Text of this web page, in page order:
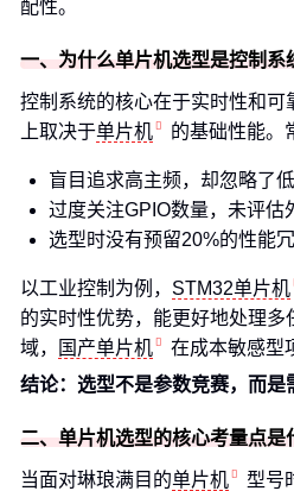
配性。
一、为什么单片机选型是控制系
控制系统的核心在于实时性和可
上取决于单片机 的基础性能。
盲目追求高主频，却忽略了
过度关注GPIO数量，未评估
选型时没有预留20%的性能
以工业控制为例， STM32单片机
的实时性优势，能更好地处理多
域，
国产单片机
在成本敏感型
结论：选型不是参数竞赛，而是
二、单片机选型的核心考量点是
当面对琳琅满目的单片机
型号